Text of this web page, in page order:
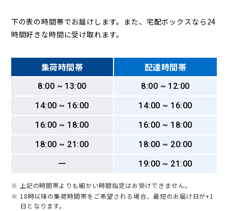
下の表の時間帯でお届けします。また、宅配ボックスなら24
時間好きな時間に受け取れます。
集荷時間帯 配達時間帯
8:00 ~ 13:00
8:00 ~ 12:00
14:00 ~ 16:00
14:00 ~ 16:00
16:00 ~ 18:00
16:00 ~ 18:00
18:00 ~ 21:00
18:00 ~ 20:00
ー
19:00 ~ 21:00
※ 上記の時間帯よりも細かい時間指定はお受けできません。
※ 18時以降の集荷時間帯をご希望される場合、最短のお届け日が+1
日となります。